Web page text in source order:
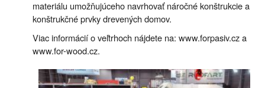
materiálu umožňujúceho navrhovať náročné konštrukcie a
konštrukčné prvky drevených domov.
Viac informácií o veľtrhoch nájdete na: www.forpasiv.cz a
www.for-wood.cz.